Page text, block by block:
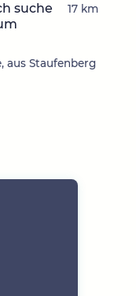
suche
aus Staufenberg
17 km